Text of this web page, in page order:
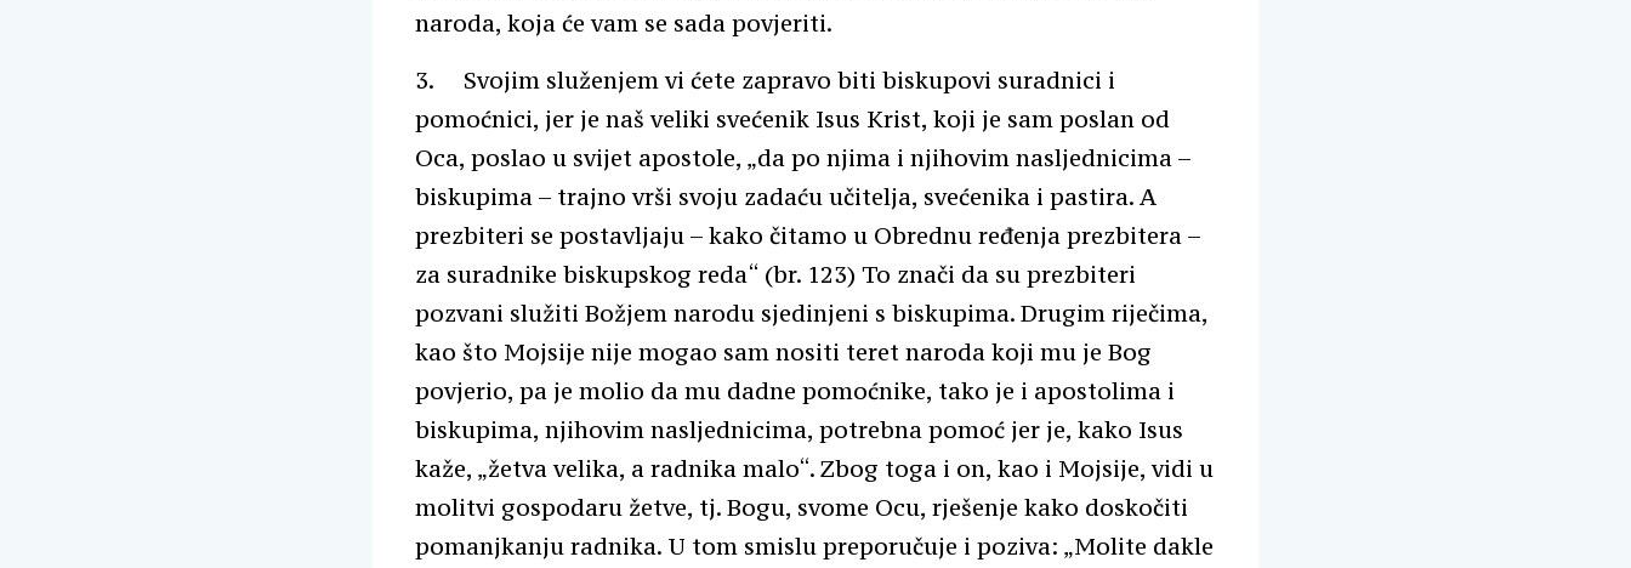
naroda, koja će vam se sada povjeriti.
3. Svojim služenjem vi ćete zapravo biti biskupovi suradnici i
pomoćnici, jer je naš veliki svećenik Isus Krist, koji je sam poslan od
Oca, poslao u svijet apostole, „da po njima i njihovim nasljednicima –
biskupima – trajno vrši svoju zadaću učitelja, svećenika i pastira. A
prezbiteri se postavljaju – kako čitamo u Obrednu ređenja prezbitera –
za suradnike biskupskog reda“ (br. 123) To znači da su prezbiteri
pozvani služiti Božjem narodu sjedinjeni s biskupima. Drugim riječima,
kao što Mojsije nije mogao sam nositi teret naroda koji mu je Bog
povjerio, pa je molio da mu dadne pomoćnike, tako je i apostolima i
biskupima, njihovim nasljednicima, potrebna pomoć jer je, kako Isus
kaže, „žetva velika, a radnika malo“. Zbog toga i on, kao i Mojsije, vidi u
molitvi gospodaru žetve, tj. Bogu, svome Ocu, rješenje kako doskočiti
pomanjkanju radnika. U tom smislu preporučuje i poziva: „Molite dakle